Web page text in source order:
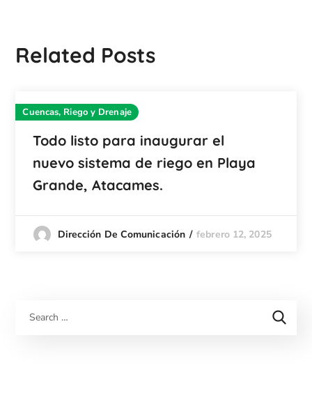
Related Posts
Cuencas, Riego y Drenaje
Todo listo para inaugurar el
nuevo sistema de riego en Playa
Grande, Atacames.
Dirección De Comunicación febrero 12, 2025